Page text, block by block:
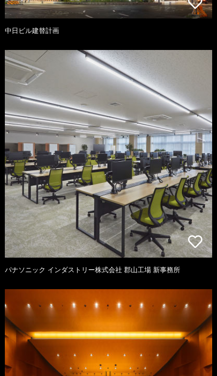
中日ビル建替計画
パナソニック インダストリー株式会社 郡山工場 新事務所